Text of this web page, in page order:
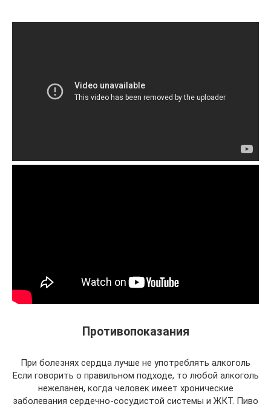
Противопоказания
При болезнях сердца лучше не употреблять алкоголь
Если говорить о правильном подходе, то любой алкоголь
нежеланен, когда человек имеет хронические
заболевания сердечно-сосудистой системы и ЖКТ. Пиво